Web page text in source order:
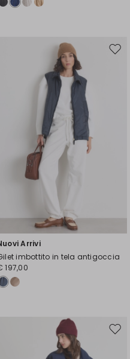
Arrivi
imbottito in tela antigoccia
197,00